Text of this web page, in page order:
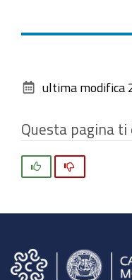
dimensioni
documento
ultima modifica
Questa pagina ti